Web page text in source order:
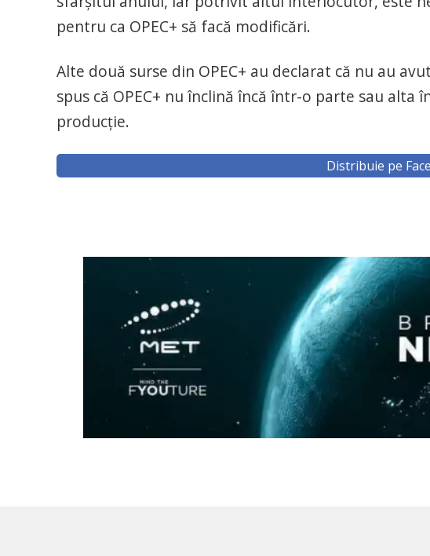
pentru ca OPEC+ să facă modificări.
Alte două surse din OPEC+ au declarat că nu au
spus că OPEC+ nu înclină încă într-o parte sau
producție.
Distribuie pe